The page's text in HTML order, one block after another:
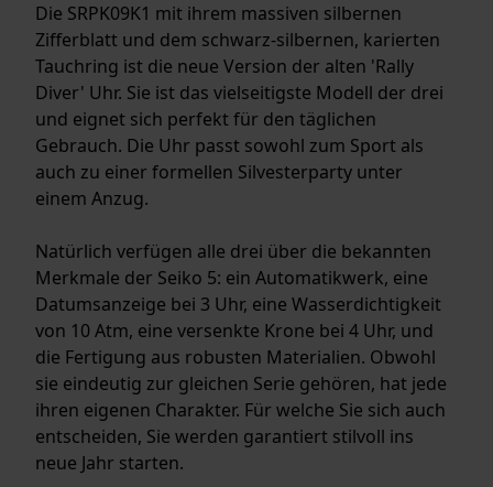
Die SRPK09K1 mit ihrem massiven silbernen
Zifferblatt und dem schwarz-silbernen, karierten
Tauchring ist die neue Version der alten 'Rally
Diver' Uhr. Sie ist das vielseitigste Modell der drei
und eignet sich perfekt für den täglichen
Gebrauch. Die Uhr passt sowohl zum Sport als
auch zu einer formellen Silvesterparty unter
einem Anzug.
Natürlich verfügen alle drei über die bekannten
Merkmale der Seiko 5: ein Automatikwerk, eine
Datumsanzeige bei 3 Uhr, eine Wasserdichtigkeit
von 10 Atm, eine versenkte Krone bei 4 Uhr, und
die Fertigung aus robusten Materialien. Obwohl
sie eindeutig zur gleichen Serie gehören, hat jede
ihren eigenen Charakter. Für welche Sie sich auch
entscheiden, Sie werden garantiert stilvoll ins
neue Jahr starten.